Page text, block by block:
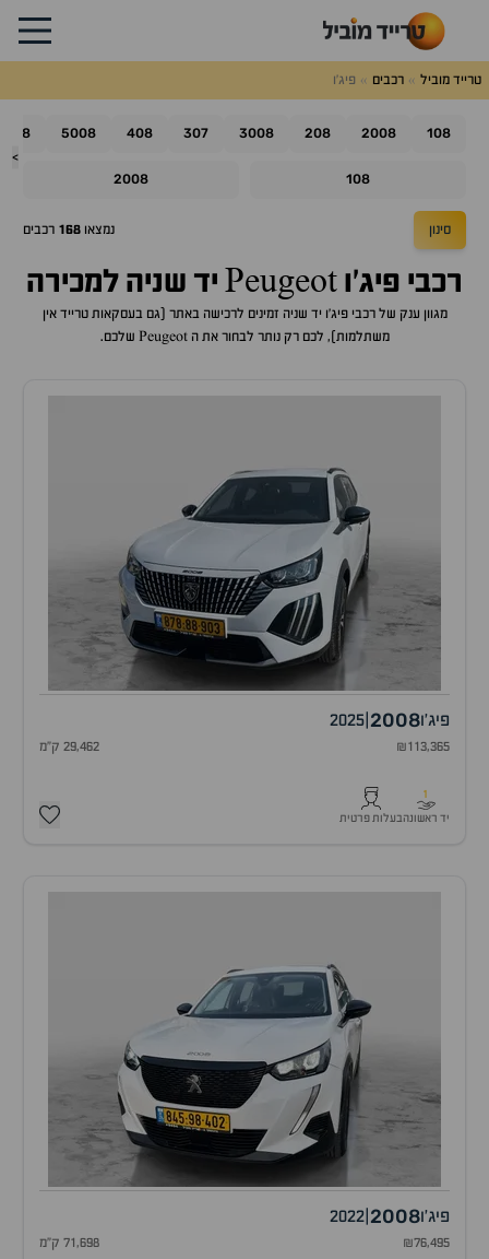
טרייד מוביל רכבים פיג'ו
>
108
2008
208
3008
307
408
5008
508
108
2008
סינון נמצאו 168 רכבים
רכבי פיג'ו Peugeot יד שניה למכירה
מגוון ענק של רכבי פיג'ו יד שניה זמינים לרכישה באתר (גם בעסקאות טרייד אין
משתלמות), לכם רק נותר לבחור את ה Peugeot שלכם.
פיג'ו2008
2025
₪113,365 29,462 ק"מ
1
יד ראשונהבעלות פרטית
פיג'ו2008
2022
₪76,495 71,698 ק"מ